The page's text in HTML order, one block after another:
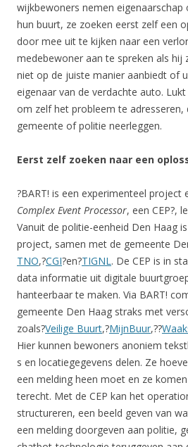
wijkbewoners nemen eigenaarschap
hun buurt, ze zoeken eerst zelf een
door mee uit te kijken naar een
medebewoner aan te spreken als hij
niet op de juiste manier aanbiedt of
eigenaar van de verdachte auto.
om zelf het probleem te adresseren,
gemeente of politie neerleggen.
Eerst zelf zoeken naar een
?BART! is een experimenteel project
Complex Event Processor, een CEP?,
Vanuit de politie-eenheid Den Haag
project, samen met de gemeente
TNO,?CGI?en?TIGNL. De CEP is in
data informatie uit digitale
hanteerbaar te maken. Via BART!
gemeente Den Haag straks met
zoals?Veilige Buurt,?MijnBuur,??
Hier kunnen bewoners anoniem
s en locatiegegevens delen. Ze
een melding heen moet en ze
terecht. Met de CEP kan het
structureren, een beeld geven van
een melding doorgeven aan politie,